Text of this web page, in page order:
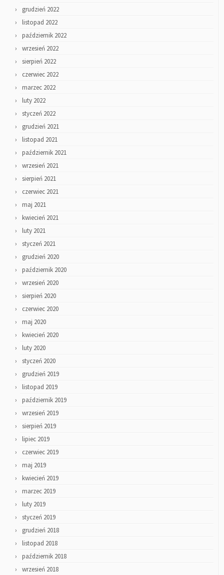
grudzień 2022
listopad 2022
październik 2022
wrzesień 2022
sierpień 2022
czerwiec 2022
marzec 2022
luty 2022
styczeń 2022
grudzień 2021
listopad 2021
październik 2021
wrzesień 2021
sierpień 2021
czerwiec 2021
maj 2021
kwiecień 2021
luty 2021
styczeń 2021
grudzień 2020
październik 2020
wrzesień 2020
sierpień 2020
czerwiec 2020
maj 2020
kwiecień 2020
luty 2020
styczeń 2020
grudzień 2019
listopad 2019
październik 2019
wrzesień 2019
sierpień 2019
lipiec 2019
czerwiec 2019
maj 2019
kwiecień 2019
marzec 2019
luty 2019
styczeń 2019
grudzień 2018
listopad 2018
październik 2018
wrzesień 2018